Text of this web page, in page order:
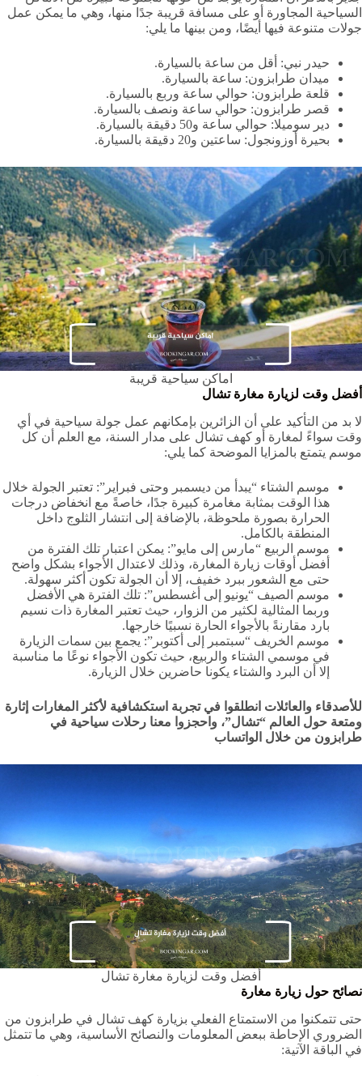
السياحية المجاورة أو على مسافة قريبة جدًا منها، وهي ما يمكن عمل
جولات متنوعة فيها أيضًا، ومن بينها ما يلي:
حيدر نبي: أقل من ساعة بالسيارة.
ميدان طرابزون: ساعة بالسيارة.
قلعة طرابزون: حوالي ساعة وربع بالسيارة.
قصر طرابزون: حوالي ساعة ونصف بالسيارة.
دير سوميلا: حوالي ساعة و50 دقيقة بالسيارة.
بحيرة أوزونجول: ساعتين و20 دقيقة بالسيارة.
اماكن سياحية قريبة
أفضل وقت لزيارة مغارة تشال
لا بد من التأكيد على أن الزائرين بإمكانهم عمل جولة سياحية في أي
وقت سواءً لمغارة أو كهف تشال على مدار السنة، مع العلم أن كل
موسم يتمتع بالمزايا الموضحة كما يلي:
موسم الشتاء “يبدأ من ديسمبر وحتى فبراير”: تعتبر الجولة خلال
هذا الوقت بمثابة مغامرة كبيرة جدًا، خاصةً مع انخفاض درجات
الحرارة بصورة ملحوظة، بالإضافة إلى انتشار الثلوج داخل
المنطقة بالكامل.
موسم الربيع “مارس إلى مايو”: يمكن اعتبار تلك الفترة من
أفضل أوقات زيارة المغارة، وذلك لاعتدال الأجواء بشكل واضح
حتى مع الشعور ببرد خفيف، إلا أن الجولة تكون أكثر سهولة.
موسم الصيف “يونيو إلى أغسطس”: تلك الفترة هي الأفضل
وربما المثالية لكثير من الزوار، حيث تعتبر المغارة ذات نسيم
بارد مقارنةً بالأجواء الحارة نسبيًا خارجها.
موسم الخريف “سبتمبر إلى أكتوبر”: يجمع بين سمات الزيارة
في موسمي الشتاء والربيع، حيث تكون الأجواء نوعًا ما مناسبة
إلا أن البرد والشتاء يكونا حاضرين خلال الزيارة.
للأصدقاء والعائلات انطلقوا في تجربة استكشافية لأكثر المغارات إثارة
ومتعة حول العالم “تشال”، واحجزوا معنا رحلات سياحية في
طرابزون من خلال الواتساب
أفضل وقت لزيارة مغارة تشال
نصائح حول زيارة مغارة
حتى تتمكنوا من الاستمتاع الفعلي بزيارة كهف تشال في طرابزون من
الضروري الإحاطة ببعض المعلومات والنصائح الأساسية، وهي ما تتمثل
في الباقة الآتية: